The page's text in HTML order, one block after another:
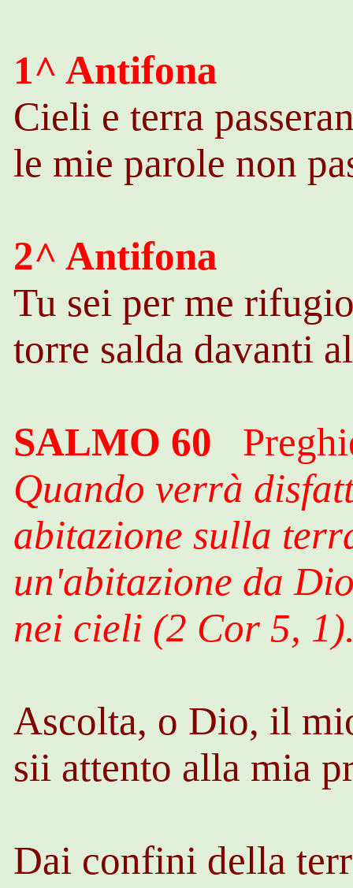
1^ Antifona
Cieli e terra
le mie parole non
2^ Antifona
Tu sei per me
torre salda davanti
SALMO 60
Quando verrà
abitazione sulla
un'abitazione da
nei cieli (2 Cor 5,
Ascolta, o Dio, il
sii attento alla mia
Dai confini della